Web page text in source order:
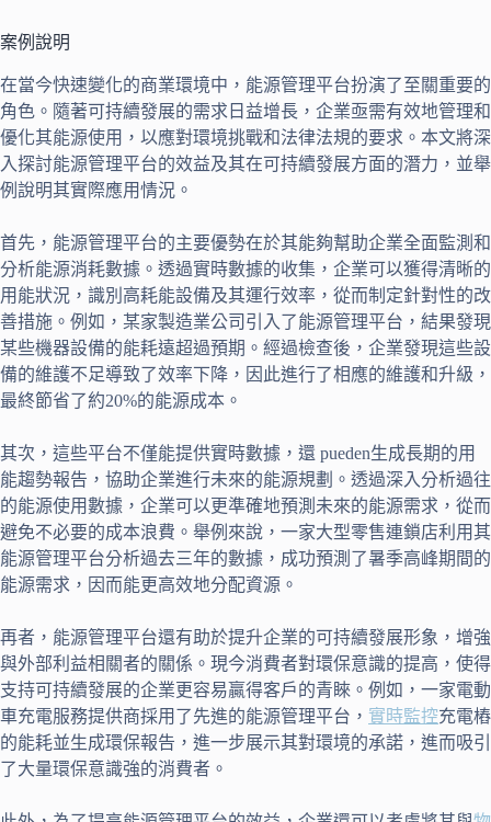
案例說明
在當今快速變化的商業環境中，能源管理平台扮演了至關重要的
角色。隨著可持續發展的需求日益增長，企業亟需有效地管理和
優化其能源使用，以應對環境挑戰和法律法規的要求。本文將深
入探討能源管理平台的效益及其在可持續發展方面的潛力，並舉
例說明其實際應用情況。
首先，能源管理平台的主要優勢在於其能夠幫助企業全面監測和
分析能源消耗數據。透過實時數據的收集，企業可以獲得清晰的
用能狀況，識別高耗能設備及其運行效率，從而制定針對性的改
善措施。例如，某家製造業公司引入了能源管理平台，結果發現
某些機器設備的能耗遠超過預期。經過檢查後，企業發現這些設
備的維護不足導致了效率下降，因此進行了相應的維護和升級，
最終節省了約20%的能源成本。
其次，這些平台不僅能提供實時數據，還 pueden生成長期的用
能趨勢報告，協助企業進行未來的能源規劃。透過深入分析過往
的能源使用數據，企業可以更準確地預測未來的能源需求，從而
避免不必要的成本浪費。舉例來說，一家大型零售連鎖店利用其
能源管理平台分析過去三年的數據，成功預測了暑季高峰期間的
能源需求，因而能更高效地分配資源。
再者，能源管理平台還有助於提升企業的可持續發展形象，增強
與外部利益相關者的關係。現今消費者對環保意識的提高，使得
支持可持續發展的企業更容易贏得客戶的青睞。例如，一家電動
車充電服務提供商採用了先進的能源管理平台， 實時監控充電樁
的能耗並生成環保報告，進一步展示其對環境的承諾，進而吸引
了大量環保意識強的消費者。